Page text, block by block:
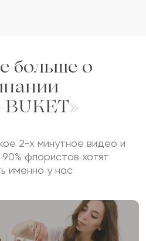
больше о
BUKET»
2-х минутное видео и
флористов хотят
именно у нас